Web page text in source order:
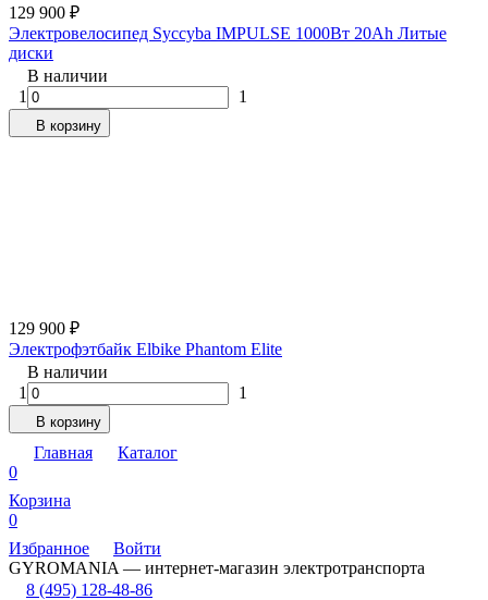
129 900 ₽
Электровелосипед Syccyba IMPULSE 1000Вт 20Ah Литые
диски
В наличии
1
1
В корзину
129 900 ₽
Электрофэтбайк Elbike Phantom Elite
В наличии
1
1
В корзину
Главная
Каталог
0
Корзина
0
Избранное
Войти
GYROMANIA — интернет-магазин электротранспорта
8 (495) 128-48-86